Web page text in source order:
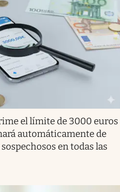
el límite de 3000 euros
automáticamente de
en todas las